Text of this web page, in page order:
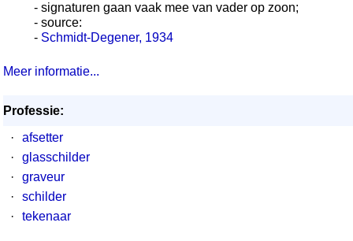
- signaturen gaan vaak mee van vader op zoon;
- source:
- Schmidt-Degener, 1934
Meer informatie...
Professie:
·
afsetter
·
glasschilder
·
graveur
·
schilder
·
tekenaar